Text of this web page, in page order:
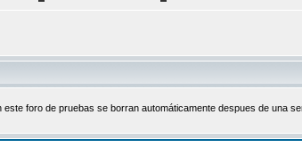
foro de pruebas se borran automáticamente despues de una